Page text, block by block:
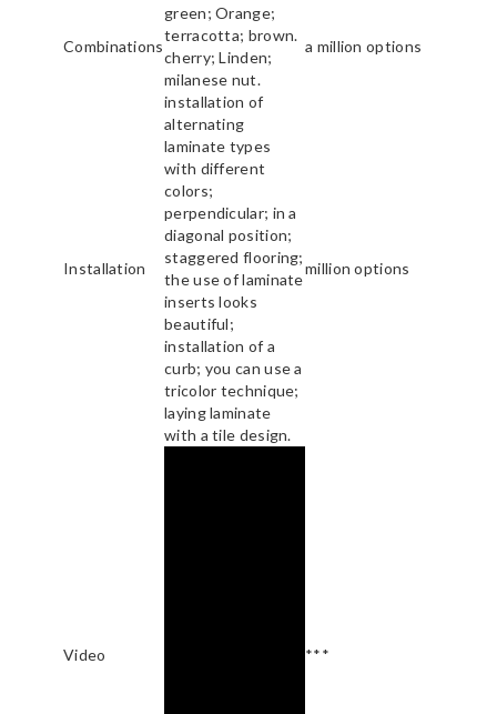
Combinations
green; Orange;
terracotta; brown.
cherry; Linden;
milanese nut.
a million options
Installation
installation of
alternating
laminate types
with different
colors;
perpendicular; in a
diagonal position;
staggered flooring;
the use of laminate
inserts looks
beautiful;
installation of a
curb; you can use a
tricolor technique;
laying laminate
with a tile design.
million options
Video ***